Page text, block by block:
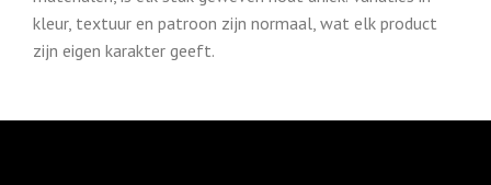
kleur, textuur en patroon zijn normaal, wat elk product
zijn eigen karakter geeft.